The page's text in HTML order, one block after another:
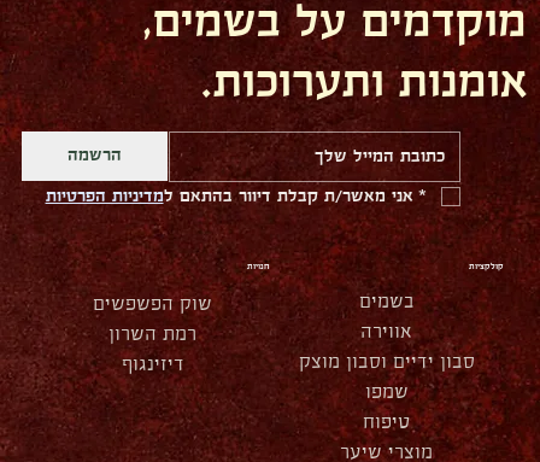
חנויות
שוק הפשפשים
רמת השרון
דיזינגוף
קולקציות
בשמים
אווירה
סבון ידיים וסבון מוצק
שמפו
טיפוח
מוצרי שיער
מוקדמים על בשמים,
אומנות ותערוכות.
הרשמה
* אני מאשר/ת קבלת דיוור בהתאם למדיניות הפרטיות